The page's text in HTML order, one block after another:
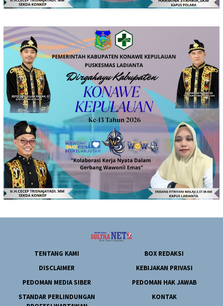
TENTANG KAMI
BOX REDAKSI
DISCLAIMER
KEBIJAKAN PRIVASI
PEDOMAN MEDIA SIBER
PEDOMAN HAK JAWAB
STANDAR PERLINDUNGAN
KONTAK